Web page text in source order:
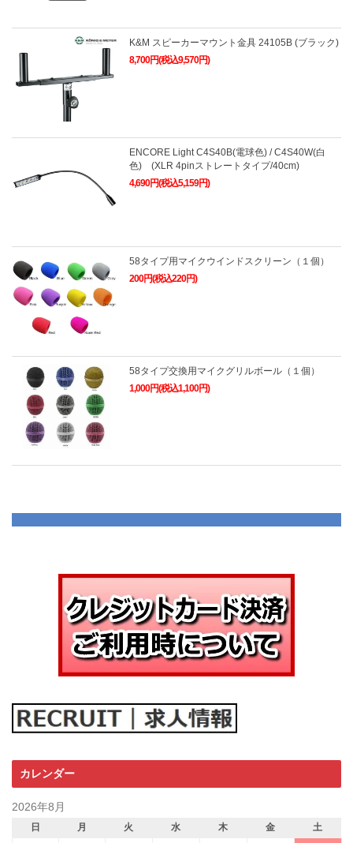
K&M スピーカーマウント金具 24105B (ブラック)
8,700円(税込9,570円)
ENCORE Light C4S40B(電球色) / C4S40W(白
色) (XLR 4pinストレートタイプ/40cm)
4,690円(税込5,159円)
58タイプ用マイクウインドスクリーン（１個）
200円(税込220円)
58タイプ交換用マイクグリルボール（１個）
1,000円(税込1,100円)
カレンダー
2026年8月
日 月 火 水 木 金
土